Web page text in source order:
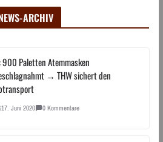
ARCHIV
900 Paletten Atemmasken
→ THW sichert den
17. Juni 2020 0 Kommentare